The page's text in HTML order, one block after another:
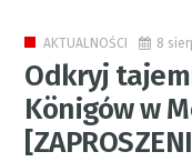
AKTUALNOŚCI 8
Odkryj
Königów w